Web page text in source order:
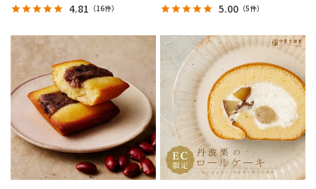
4.81 （16件） 5.00 （5件）